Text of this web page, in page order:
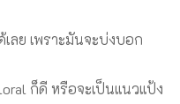
ลย เพราะมันจะบ่งบอก
ก็ดี หรือจะเป็นแนวแป้ง